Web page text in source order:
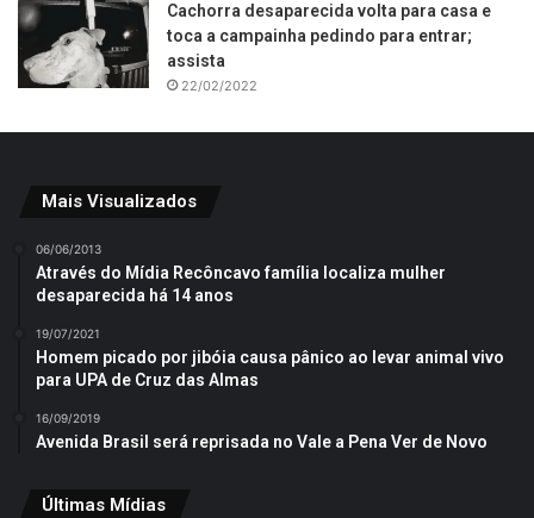
Cachorra desaparecida volta para casa e
toca a campainha pedindo para entrar;
assista
22/02/2022
Mais Visualizados
06/06/2013
Através do Mídia Recôncavo família localiza mulher
desaparecida há 14 anos
19/07/2021
Homem picado por jibóia causa pânico ao levar animal vivo
para UPA de Cruz das Almas
16/09/2019
Avenida Brasil será reprisada no Vale a Pena Ver de Novo
Últimas Mídias